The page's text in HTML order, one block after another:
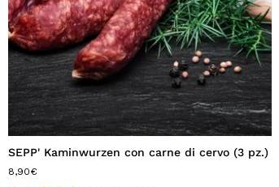
SEPP' Kaminwurzen con carne di cervo (3 pz.)
8,90€